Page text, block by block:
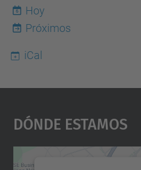
6
Hoy
Próximos
iCal
Dónde Estamos